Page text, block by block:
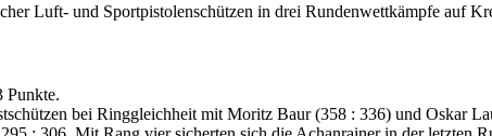
Luft- und Sportpistolenschützen in drei Rundenwettkämpfe auf
Punkte.
bei Ringgleichheit mit Moritz Baur (358 : 336) und Oskar